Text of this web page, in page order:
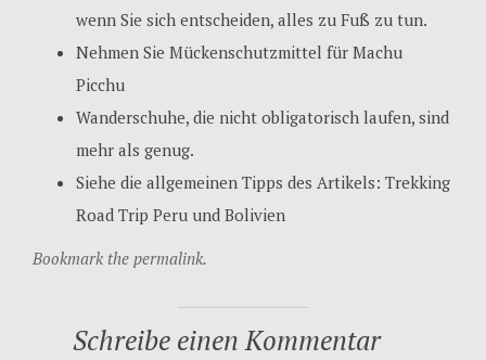
wenn Sie sich entscheiden, alles zu Fuß zu tun.
Nehmen Sie Mückenschutzmittel für Machu
Picchu
Wanderschuhe, die nicht obligatorisch laufen, sind
mehr als genug.
Siehe die allgemeinen Tipps des Artikels: Trekking
Road Trip Peru und Bolivien
Bookmark the permalink.
Schreibe einen Kommentar